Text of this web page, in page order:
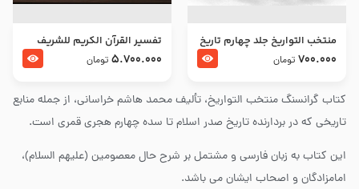
کتاب گرانسنگ منتخب التواريخ، تألیف محمد هاشم خراسانی، از جمله منابع
تاریخی که در بردارنده تاریخ صدر اسلام تا سده چهارم هجری قمری است.
این کتاب به زبان فارسی و مشتمل بر شرح حال معصومین (علیهم السلام)،
امامزادگان و اصحاب ایشان می باشد.
منتخب التواریخ جلد چهارم تاریخ
امام زین العابدین و امام محمد
700.000 تومان
تفسير القرآن الكريم للشريف
المرتضي قدس سرّه
5.700.000 تومان